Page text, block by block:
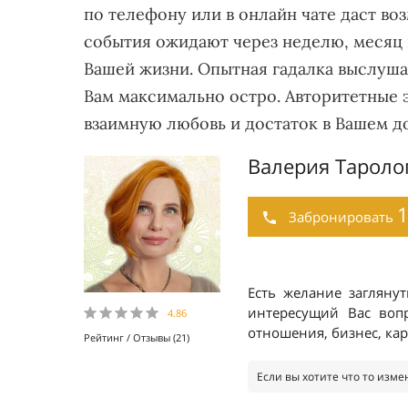
по телефону или в онлайн чате даст
события ожидают через неделю, месяц
Вашей жизни. Опытная гадалка
Вам максимально остро.
взаимную любовь и достаток в Вашем